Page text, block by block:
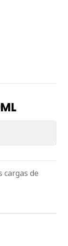
cargas de